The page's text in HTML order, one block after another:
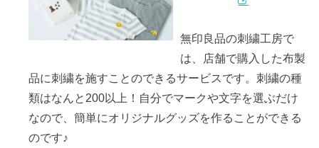
無印良品の刺繍工房で
は、店舗で購入した布製
品に刺繍を施すことのできるサービスです。刺繍の種
類はなんと200以上！自分でマークや文字を選ぶだけ
なので、簡単にオリジナルグッズを作ることができる
のです♪